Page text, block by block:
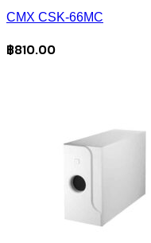
CMX CSK-66MC
฿810.00